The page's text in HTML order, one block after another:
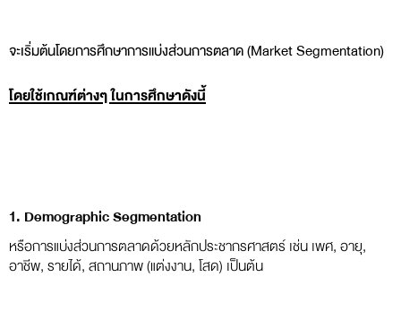
จะเริ่มต้นโดยการศึกษาการแบ่งส่วนการตลาด (Market Segmentation)
โดยใช้เกณฑ์ต่างๆ ในการศึกษาดังนี้
1. Demographic Segmentation
หรือการแบ่งส่วนการตลาดด้วยหลักประชากรศาสตร์ เช่น เพศ, อายุ,
อาชีพ, รายได้, สถานภาพ (แต่งงาน, โสด) เป็นต้น